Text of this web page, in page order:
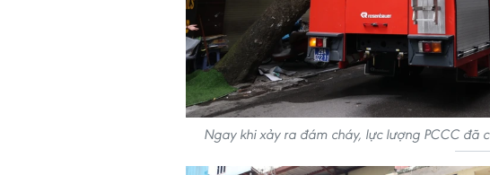
Ngay khi xảy ra đám cháy, lực lượng PCCC đã